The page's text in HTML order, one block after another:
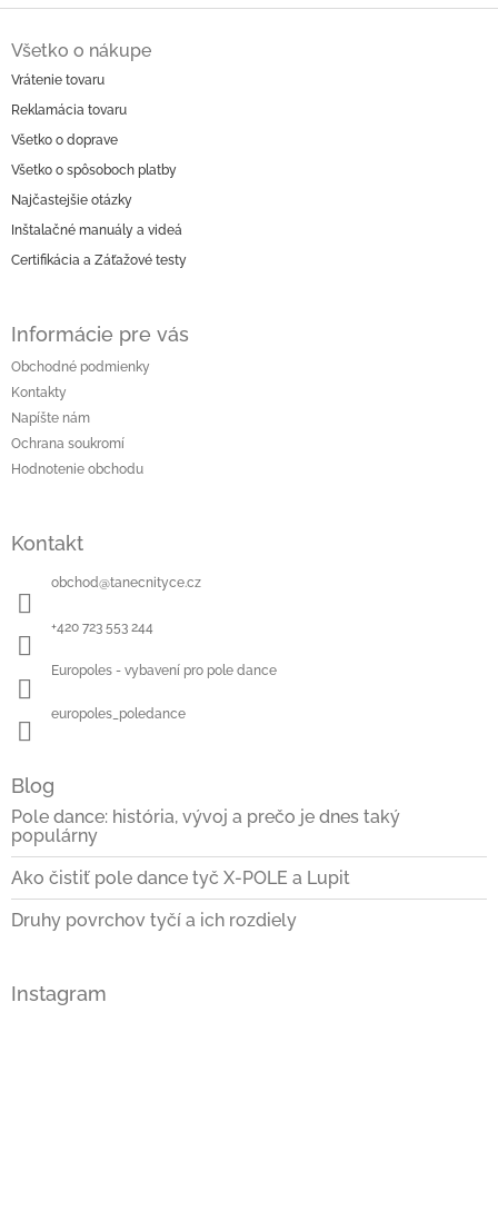
p
e
Všetko o nákupe
Vrátenie tovaru
Reklamácia tovaru
Všetko o doprave
Všetko o spôsoboch platby
Najčastejšie otázky
Inštalačné manuály a videá
Certifikácia a Záťažové testy
Informácie pre vás
Obchodné podmienky
Kontakty
Napíšte nám
Ochrana soukromí
Hodnotenie obchodu
Kontakt
obchod@tanecnityce.cz
+420 723 553 244
Europoles - vybavení pro pole dance
europoles_poledance
Blog
Pole dance: história, vývoj a prečo je dnes taký
populárny
Ako čistiť pole dance tyč X-POLE a Lupit
Druhy povrchov tyčí a ich rozdiely
Instagram